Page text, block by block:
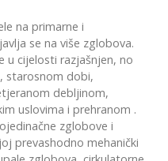
na primarne i
se na više zglobova.
u cijelosti razjašnjen, no
starosnom dobi,
debljinom,
uslovima i prehranom .
zglobove i
prevashodno mehanički